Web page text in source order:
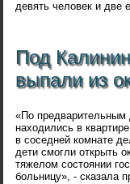
девять человек и две
Под
выпали из
«По предварительным
находились в
в соседней комнате
дети смогли открыть
тяжелом состоянии
больницу», - сказала